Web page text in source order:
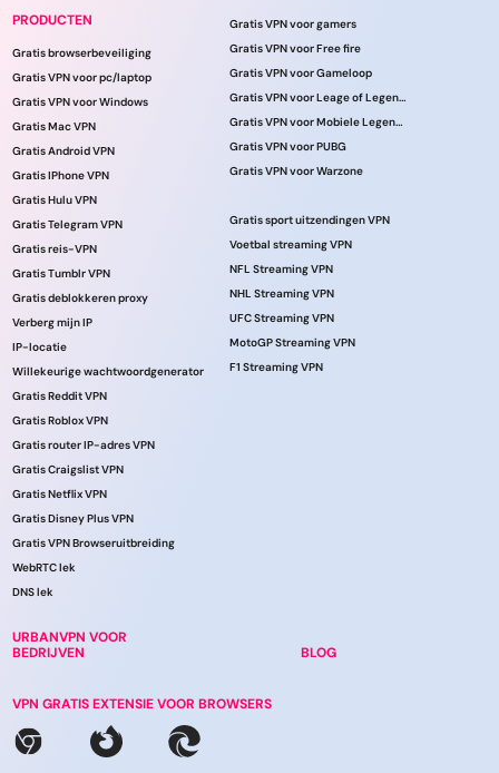
PRODUCTEN
Gratis browserbeveiliging
Gratis VPN voor pc/laptop
Gratis VPN voor Windows
Gratis Mac VPN
Gratis Android VPN
Gratis IPhone VPN
Gratis Hulu VPN
Gratis Telegram VPN
Gratis reis-VPN
Gratis Tumblr VPN
Gratis deblokkeren proxy
Verberg mijn IP
IP-locatie
Willekeurige wachtwoordgenerator
Gratis Reddit VPN
Gratis Roblox VPN
Gratis router IP-adres VPN
Gratis Craigslist VPN
Gratis Netflix VPN
Gratis Disney Plus VPN
Gratis VPN Browseruitbreiding
WebRTC lek
DNS lek
URBANVPN VOOR
BEDRIJVEN
Gratis VPN voor gamers
Gratis VPN voor Free fire
Gratis VPN voor Gameloop
Gratis VPN voor Leage of Legends
Gratis VPN voor Mobiele Legenden
Gratis VPN voor PUBG
Gratis VPN voor Warzone
Gratis sport uitzendingen VPN
Voetbal streaming VPN
NFL Streaming VPN
NHL Streaming VPN
UFC Streaming VPN
MotoGP Streaming VPN
F1 Streaming VPN
BLOG
VPN GRATIS EXTENSIE VOOR BROWSERS